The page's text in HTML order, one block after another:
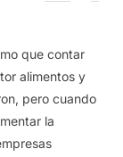
que contar
alimentos y
pero cuando
la